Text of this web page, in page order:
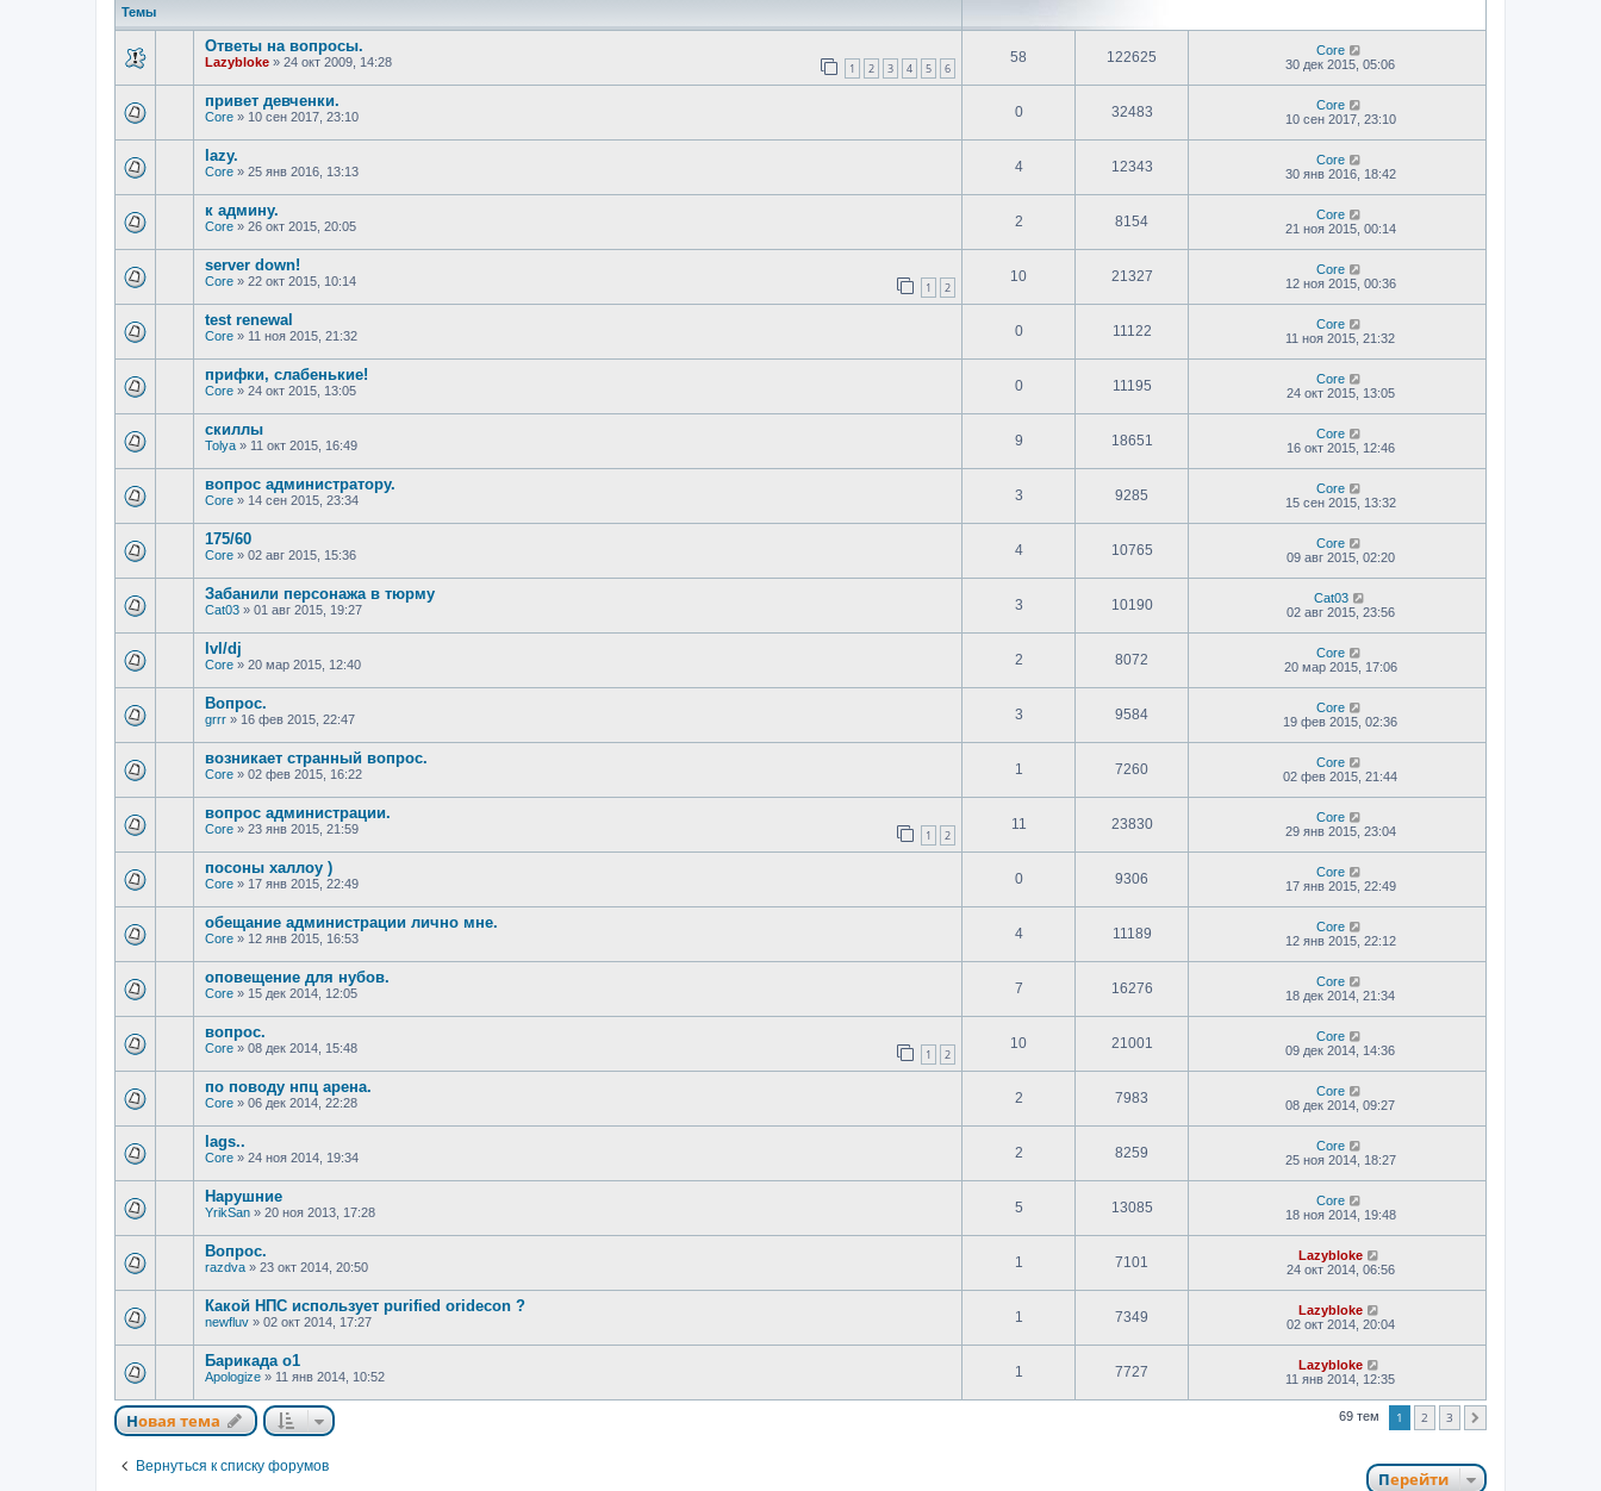
Темы
Ответы на вопросы.
Lazybloke » 24 окт 2009, 14:28 1 2 3 4 5 6
58 122625
Core
30 дек 2015, 05:06
привет девченки.
Core » 10 сен 2017, 23:10 0 32483
Core
10 сен 2017, 23:10
lazy.
Core » 25 янв 2016, 13:13 4 12343
Core
30 янв 2016, 18:42
к админу.
Core » 26 окт 2015, 20:05 2 8154
Core
21 ноя 2015, 00:14
server down!
Core » 22 окт 2015, 10:14 1 2
10 21327
Core
12 ноя 2015, 00:36
test renewal
Core » 11 ноя 2015, 21:32 0 11122
Core
11 ноя 2015, 21:32
прифки, слабенькие!
Core » 24 окт 2015, 13:05 0 11195
Core
24 окт 2015, 13:05
скиллы
Tolya » 11 окт 2015, 16:49 9 18651
Core
16 окт 2015, 12:46
вопрос администратору.
Core » 14 сен 2015, 23:34 3 9285
Core
15 сен 2015, 13:32
175/60
Core » 02 авг 2015, 15:36 4 10765
Core
09 авг 2015, 02:20
Забанили персонажа в тюрму
Cat03 » 01 авг 2015, 19:27 3 10190
Cat03
02 авг 2015, 23:56
lvl/dj
Core » 20 мар 2015, 12:40 2 8072
Core
20 мар 2015, 17:06
Вопрос.
grrr » 16 фев 2015, 22:47 3 9584
Core
19 фев 2015, 02:36
возникает странный вопрос.
Core » 02 фев 2015, 16:22 1 7260
Core
02 фев 2015, 21:44
вопрос администрации.
Core » 23 янв 2015, 21:59 1 2
11 23830
Core
29 янв 2015, 23:04
посоны халлоу )
Core » 17 янв 2015, 22:49 0 9306
Core
17 янв 2015, 22:49
обещание администрации лично мне.
Core » 12 янв 2015, 16:53 4 11189
Core
12 янв 2015, 22:12
оповещение для нубов.
Core » 15 дек 2014, 12:05 7 16276
Core
18 дек 2014, 21:34
вопрос.
Core » 08 дек 2014, 15:48 1 2
10 21001
Core
09 дек 2014, 14:36
по поводу нпц арена.
Core » 06 дек 2014, 22:28 2 7983
Core
08 дек 2014, 09:27
lags..
Core » 24 ноя 2014, 19:34 2 8259
Core
25 ноя 2014, 18:27
Нарушние
YrikSan » 20 ноя 2013, 17:28 5 13085
Core
18 ноя 2014, 19:48
Вопрос.
razdva » 23 окт 2014, 20:50 1 7101
Lazybloke
24 окт 2014, 06:56
Какой НПС использует purified oridecon ?
newfluv » 02 окт 2014, 17:27 1 7349
Lazybloke
02 окт 2014, 20:04
Барикада о1
Apologize » 11 янв 2014, 10:52 1 7727
Lazybloke
11 янв 2014, 12:35
Новая тема 69 тем 1 2 3
Вернуться к списку форумов
Перейти